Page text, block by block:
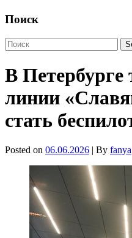
Поиск
В Петербурге
линии
стать
Posted on 06.06.2026 | By fanya